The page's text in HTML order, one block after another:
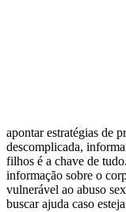
apontar estratégias de
descomplicada,
filhos é a chave de
informação sobre o
vulnerável ao abuso
buscar ajuda caso